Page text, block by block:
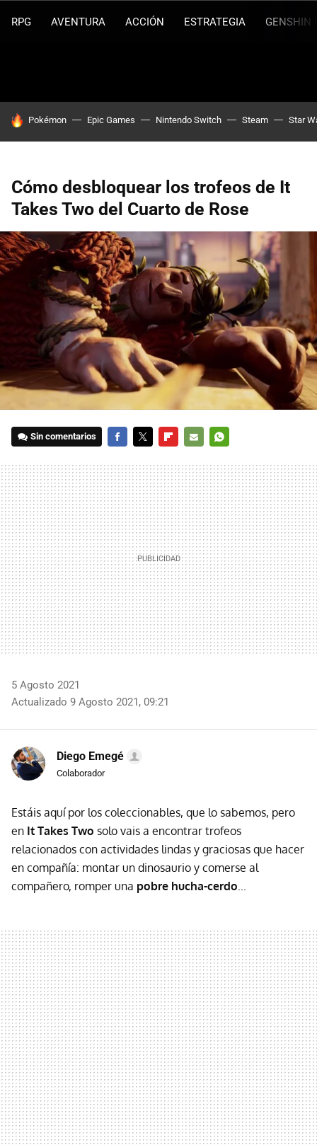
RPG AVENTURA ACCIÓN ESTRATEGIA GENSHIN
HOY SE HABLA DE
Pokémon Epic Games Nintendo Switch Steam Star
Cómo desbloquear los trofeos de It
Takes Two del Cuarto de Rose
Sin comentarios
MAIL
5 Agosto 2021
Actualizado 9 Agosto 2021, 09:21
Diego Emegé
Colaborador
Estáis aquí por los coleccionables, que lo sabemos, pero
en It Takes Two solo vais a encontrar trofeos
relacionados con actividades lindas y graciosas que hacer
en compañía: montar un dinosaurio y comerse al
compañero, romper una pobre hucha-cerdo